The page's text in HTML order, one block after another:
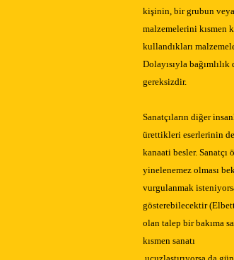
kişinin, bir grubun
malzemelerini kısmen
kullandıkları
Dolayısıyla
gereksizdir.
Sanatçıların diğer
ürettikleri eserlerinin
kanaati besler.
yinelenemez olması
vurgulanmak
gösterebilecektir
olan talep bir bakıma
kısmen sanatı